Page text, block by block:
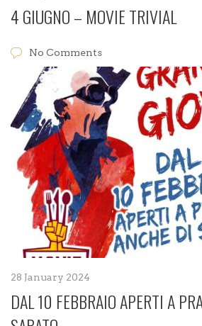
4 GIUGNO – MOVIE TRIVIAL
No Comments
28 January 2024
DAL 10 FEBBRAIO APERTI A